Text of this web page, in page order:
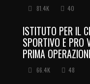
81.4K 40
ISTITUTO PER IL
SPORTIVO E PRO
PRIMA
66.4K 48